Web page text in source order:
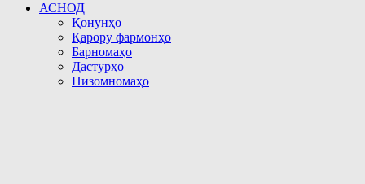
АСНОД
Қонунҳо
Қарору фармонҳо
Барномаҳо
Дастурҳо
Низомномаҳо